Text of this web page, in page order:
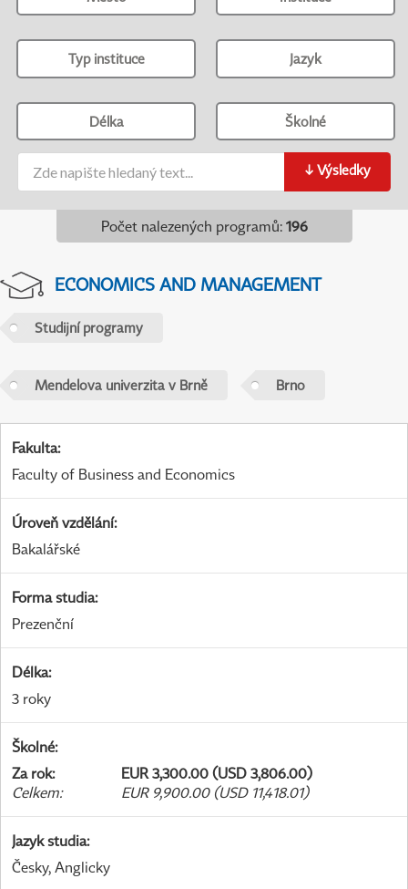
Typ instituce Jazyk
Délka Školné
↓ Výsledky
Počet nalezených programů: 196
ECONOMICS AND MANAGEMENT
Studijní programy
Mendelova univerzita v Brně Brno
Fakulta:
Faculty of Business and Economics
Úroveň vzdělání:
Bakalářské
Forma studia:
Prezenční
Délka:
3 roky
Školné:
Za rok:
EUR 3,300.00 (USD 3,806.00)
Celkem: EUR 9,900.00 (USD 11,418.01)
Jazyk studia:
Česky, Anglicky